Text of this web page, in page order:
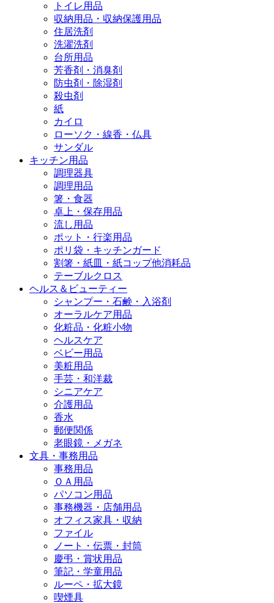
トイレ用品
収納用品・収納保護用品
住居洗剤
洗濯洗剤
台所用品
芳香剤・消臭剤
防虫剤・除湿剤
殺虫剤
紙
カイロ
ローソク・線香・仏具
サンダル
キッチン用品
調理器具
調理用品
箸・食器
卓上・保存用品
流し用品
ポット・行楽用品
ポリ袋・キッチンガード
割箸・紙皿・紙コップ他消耗品
テーブルクロス
ヘルス＆ビューティー
シャンプー・石鹸・入浴剤
オーラルケア用品
化粧品・化粧小物
ヘルスケア
ベビー用品
美粧用品
手芸・和洋裁
シニアケア
介護用品
香水
郵便関係
老眼鏡・メガネ
文具・事務用品
事務用品
ＯＡ用品
パソコン用品
事務機器・店舗用品
オフィス家具・収納
ファイル
ノート・伝票・封筒
慶弔・賞状用品
筆記・学童用品
ルーペ・拡大鏡
喫煙具